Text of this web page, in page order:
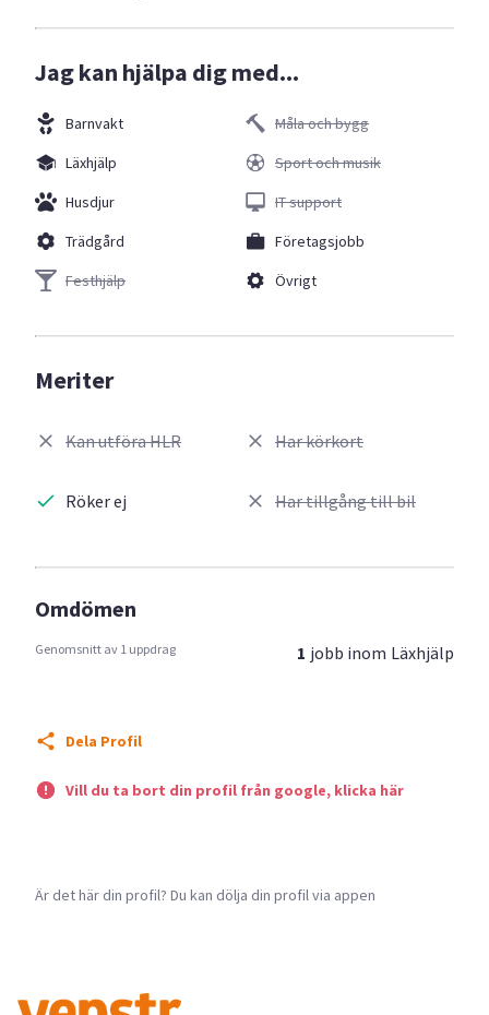
Jag kan hjälpa dig med...
Barnvakt
Läxhjälp
Husdjur
Trädgård
Festhjälp
Måla och bygg
Sport och musik
IT support
Företagsjobb
Övrigt
Meriter
Kan utföra HLR
Röker ej
Har körkort
Har tillgång till bil
Omdömen
Genomsnitt av 1 uppdrag 1 jobb inom Läxhjälp
Dela Profil
Vill du ta bort din profil från google, klicka här
Är det här din profil? Du kan dölja din profil via appen